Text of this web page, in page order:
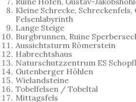
Kleine Schrecke,
Felsenlabyrinth
Lange Steige
Burgbrunnen, Ruine
Aussichtsturm Römerstein
Habrechtshaus
Naturschutzzentrum ES
Gutenberger Höhlen
Wielandsteine
Tobelfelsen / Tobeltal
Mittagsfels